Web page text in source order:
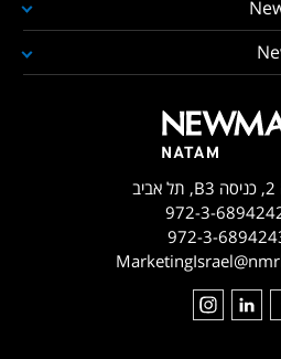
972-3-
972-3-